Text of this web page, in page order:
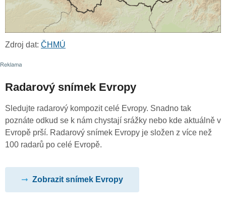
Zdroj dat: ČHMÚ
Radarový snímek Evropy
Sledujte radarový kompozit celé Evropy. Snadno tak
poznáte odkud se k nám chystají srážky nebo kde aktuálně v
Evropě prší. Radarový snímek Evropy je složen z více než
100 radarů po celé Evropě.
Zobrazit snímek Evropy